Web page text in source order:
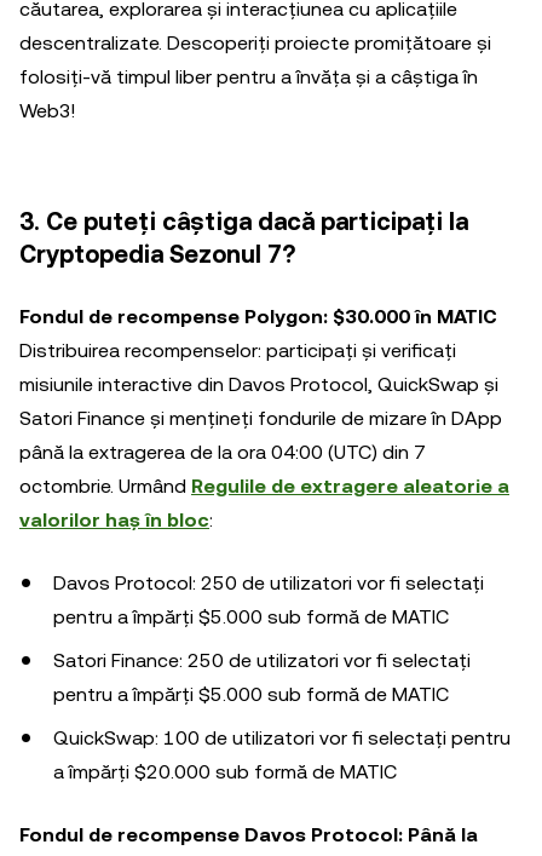
căutarea, explorarea și interacțiunea cu aplicațiile
descentralizate. Descoperiți proiecte promițătoare și
folosiți-vă timpul liber pentru a învăța și a câștiga în
Web3!
3. Ce puteți câștiga dacă participați la
Cryptopedia Sezonul 7?
Fondul de recompense Polygon: $30.000 în MATIC
Distribuirea recompenselor: participați și verificați
misiunile interactive din Davos Protocol, QuickSwap și
Satori Finance și mențineți fondurile de mizare în DApp
până la extragerea de la ora 04:00 (UTC) din 7
octombrie. Urmând Regulile de extragere aleatorie a
valorilor haș în bloc:
Davos Protocol: 250 de utilizatori vor fi selectați
pentru a împărți $5.000 sub formă de MATIC
Satori Finance: 250 de utilizatori vor fi selectați
pentru a împărți $5.000 sub formă de MATIC
QuickSwap: 100 de utilizatori vor fi selectați pentru
a împărți $20.000 sub formă de MATIC
Fondul de recompense Davos Protocol: Până la